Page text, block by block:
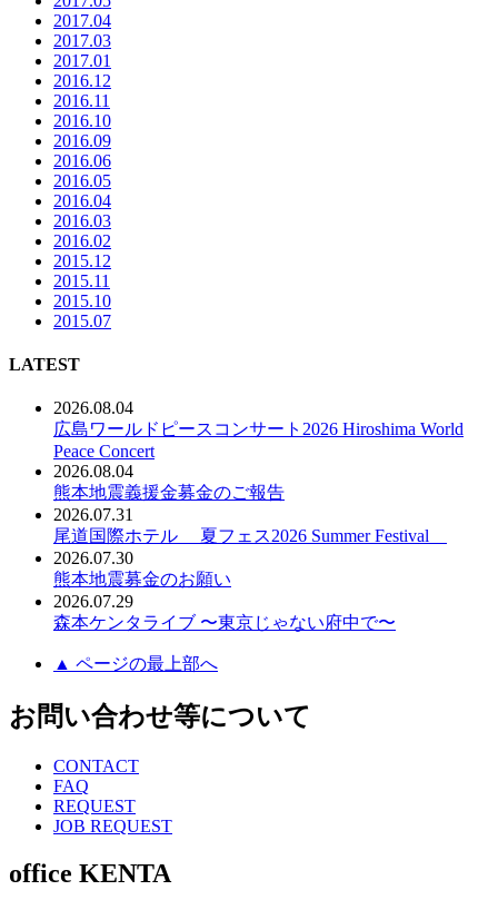
2017.04
2017.03
2017.01
2016.12
2016.11
2016.10
2016.09
2016.06
2016.05
2016.04
2016.03
2016.02
2015.12
2015.11
2015.10
2015.07
LATEST
2026.08.04
広島ワールドピースコンサート2026 Hiroshima World
Peace Concert
2026.08.04
熊本地震義援金募金のご報告
2026.07.31
尾道国際ホテル 夏フェス2026 Summer Festival
2026.07.30
熊本地震募金のお願い
2026.07.29
森本ケンタライブ 〜東京じゃない府中で〜
▲ ページの最上部へ
お問い合わせ等について
CONTACT
FAQ
REQUEST
JOB REQUEST
office KENTA